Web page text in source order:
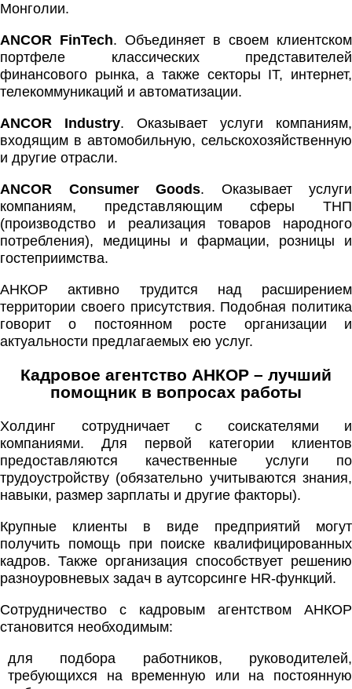
Монголии.
ANCOR FinTech. Объединяет в своем клиентском
портфеле классических представителей
финансового рынка, а также секторы IT, интернет,
телекоммуникаций и автоматизации.
ANCOR Industry. Оказывает услуги компаниям,
входящим в автомобильную, сельскохозяйственную
и другие отрасли.
ANCOR Consumer Goods. Оказывает услуги
компаниям, представляющим сферы ТНП
(производство и реализация товаров народного
потребления), медицины и фармации, розницы и
гостеприимства.
АНКОР активно трудится над расширением
территории своего присутствия. Подобная политика
говорит о постоянном росте организации и
актуальности предлагаемых ею услуг.
Кадровое агентство АНКОР – лучший
помощник в вопросах работы
Холдинг сотрудничает с соискателями и
компаниями. Для первой категории клиентов
предоставляются качественные услуги по
трудоустройству (обязательно учитываются знания,
навыки, размер зарплаты и другие факторы).
Крупные клиенты в виде предприятий могут
получить помощь при поиске квалифицированных
кадров. Также организация способствует решению
разноуровневых задач в аутсорсинге HR-функций.
Сотрудничество с кадровым агентством АНКОР
становится необходимым:
для подбора работников, руководителей,
требующихся на временную или на постоянную